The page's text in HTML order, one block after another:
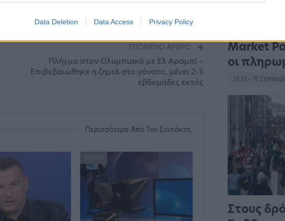
Data Deletion Data Access Privacy Policy
ΕΠΌΜΕΝΟ ΆΡΘΡΟ
Πλήγμα στον Ολυμπιακό με Ελ Αραμπί –
Επιβεβαιώθηκε η ζημιά στο γόνατο, μένει 2-3
εβδομάδες εκτός
Περισσότερα Από Τον Συντάκτη
MEDIA
Άνοιξε
Market
οι
15:13 - 15
Στους